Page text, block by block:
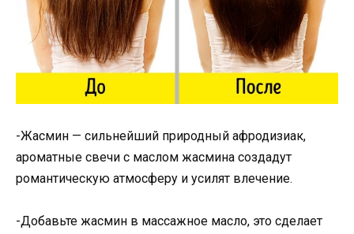
-Жасмин — сильнейший природный афродизиак,
ароматные свечи с маслом жасмина создадут
романтическую атмосферу и усилят влечение.
-Добавьте жасмин в массажное масло, это сделает